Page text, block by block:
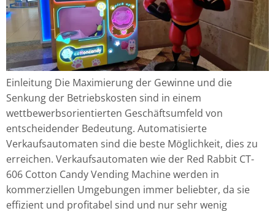
Einleitung Die Maximierung der Gewinne und die
Senkung der Betriebskosten sind in einem
wettbewerbsorientierten Geschäftsumfeld von
entscheidender Bedeutung. Automatisierte
Verkaufsautomaten sind die beste Möglichkeit, dies zu
erreichen. Verkaufsautomaten wie der Red Rabbit CT-
606 Cotton Candy Vending Machine werden in
kommerziellen Umgebungen immer beliebter, da sie
effizient und profitabel sind und nur sehr wenig